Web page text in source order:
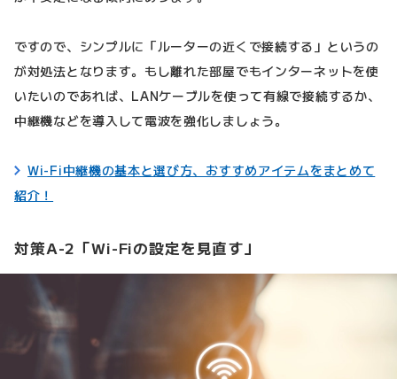
ですので、シンプルに「ルーターの近くで接続する」というの
が対処法となります。もし離れた部屋でもインターネットを使
いたいのであれば、LANケーブルを使って有線で接続するか、
中継機などを導入して電波を強化しましょう。
Wi-Fi中継機の基本と選び方、おすすめアイテムをまとめて
紹介！
対策A-2「Wi-Fiの設定を見直す」